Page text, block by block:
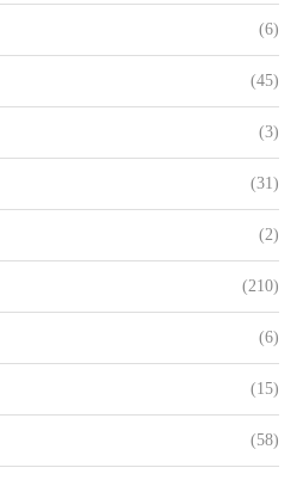
(6)
(45)
(3)
(31)
(2)
(210)
(6)
(15)
(58)